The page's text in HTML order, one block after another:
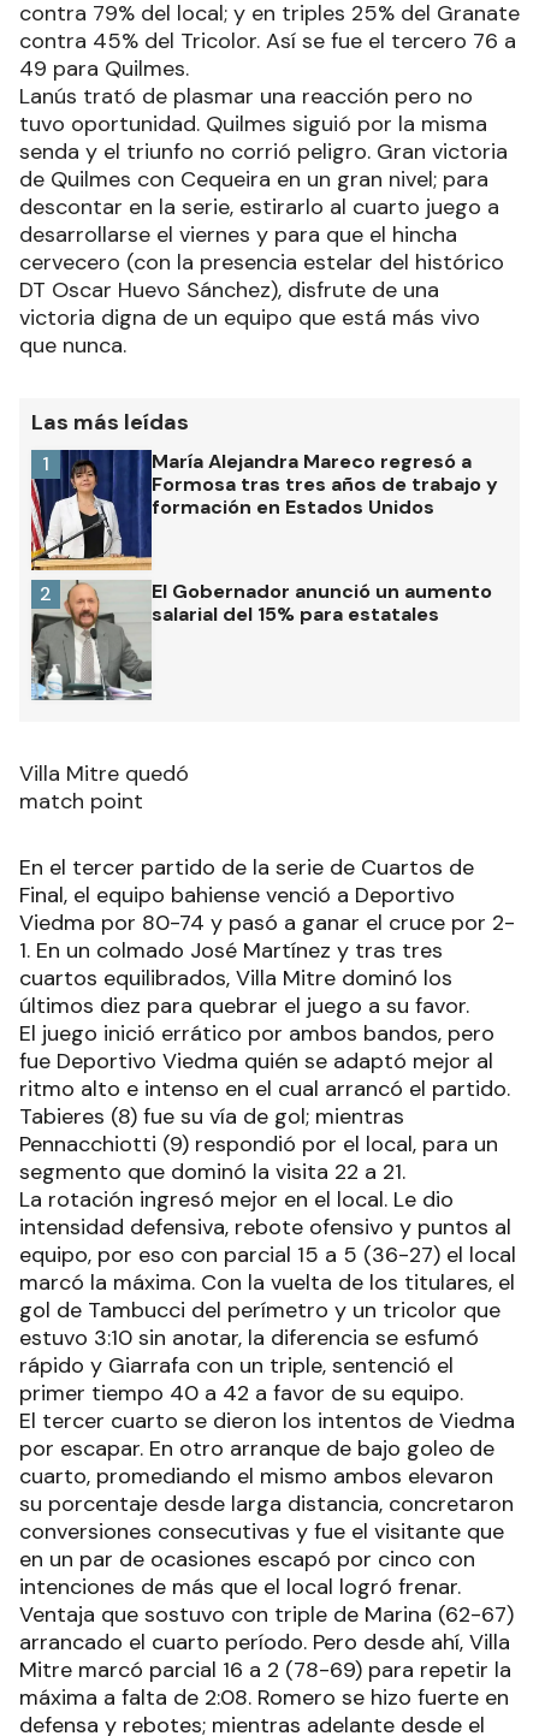
contra 79% del local; y en triples 25% del Granate
contra 45% del Tricolor. Así se fue el tercero 76 a
49 para Quilmes.
Lanús trató de plasmar una reacción pero no
tuvo oportunidad. Quilmes siguió por la misma
senda y el triunfo no corrió peligro. Gran victoria
de Quilmes con Cequeira en un gran nivel; para
descontar en la serie, estirarlo al cuarto juego a
desarrollarse el viernes y para que el hincha
cervecero (con la presencia estelar del histórico
DT Oscar Huevo Sánchez), disfrute de una
victoria digna de un equipo que está más vivo
que nunca.
Las más leídas
María Alejandra Mareco regresó a
Formosa tras tres años de trabajo y
formación en Estados Unidos
1
El Gobernador anunció un aumento
salarial del 15% para estatales
2
Villa Mitre quedó
match point
En el tercer partido de la serie de Cuartos de
Final, el equipo bahiense venció a Deportivo
Viedma por 80-74 y pasó a ganar el cruce por 2-
1. En un colmado José Martínez y tras tres
cuartos equilibrados, Villa Mitre dominó los
últimos diez para quebrar el juego a su favor.
El juego inició errático por ambos bandos, pero
fue Deportivo Viedma quién se adaptó mejor al
ritmo alto e intenso en el cual arrancó el partido.
Tabieres (8) fue su vía de gol; mientras
Pennacchiotti (9) respondió por el local, para un
segmento que dominó la visita 22 a 21.
La rotación ingresó mejor en el local. Le dio
intensidad defensiva, rebote ofensivo y puntos al
equipo, por eso con parcial 15 a 5 (36-27) el local
marcó la máxima. Con la vuelta de los titulares, el
gol de Tambucci del perímetro y un tricolor que
estuvo 3:10 sin anotar, la diferencia se esfumó
rápido y Giarrafa con un triple, sentenció el
primer tiempo 40 a 42 a favor de su equipo.
El tercer cuarto se dieron los intentos de Viedma
por escapar. En otro arranque de bajo goleo de
cuarto, promediando el mismo ambos elevaron
su porcentaje desde larga distancia, concretaron
conversiones consecutivas y fue el visitante que
en un par de ocasiones escapó por cinco con
intenciones de más que el local logró frenar.
Ventaja que sostuvo con triple de Marina (62-67)
arrancado el cuarto período. Pero desde ahí, Villa
Mitre marcó parcial 16 a 2 (78-69) para repetir la
máxima a falta de 2:08. Romero se hizo fuerte en
defensa y rebotes; mientras adelante desde el